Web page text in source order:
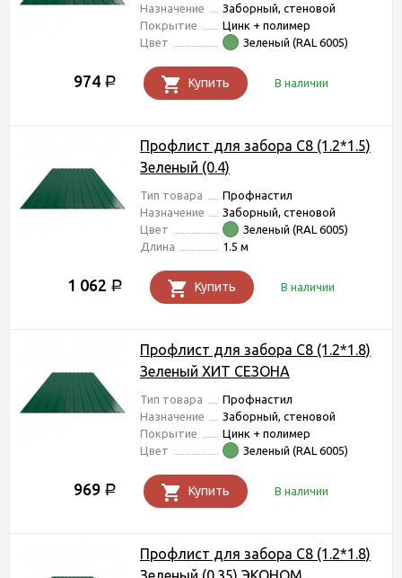
Назначение
Заборный, стеновой
Покрытие
Цинк + полимер
Цвет
Зеленый (RAL 6005)
974 Р Купить В наличии
Профлист для забора С8 (1.2*1.5)
Зеленый (0.4)
Тип товара
Профнастил
Назначение
Заборный, стеновой
Цвет
Зеленый (RAL 6005)
Длина
1.5 м
1 062 Р Купить В наличии
Профлист для забора С8 (1.2*1.8)
Зеленый ХИТ СЕЗОНА
Тип товара
Профнастил
Назначение
Заборный, стеновой
Покрытие
Цинк + полимер
Цвет
Зеленый (RAL 6005)
969 Р Купить В наличии
Профлист для забора С8 (1.2*1.8)